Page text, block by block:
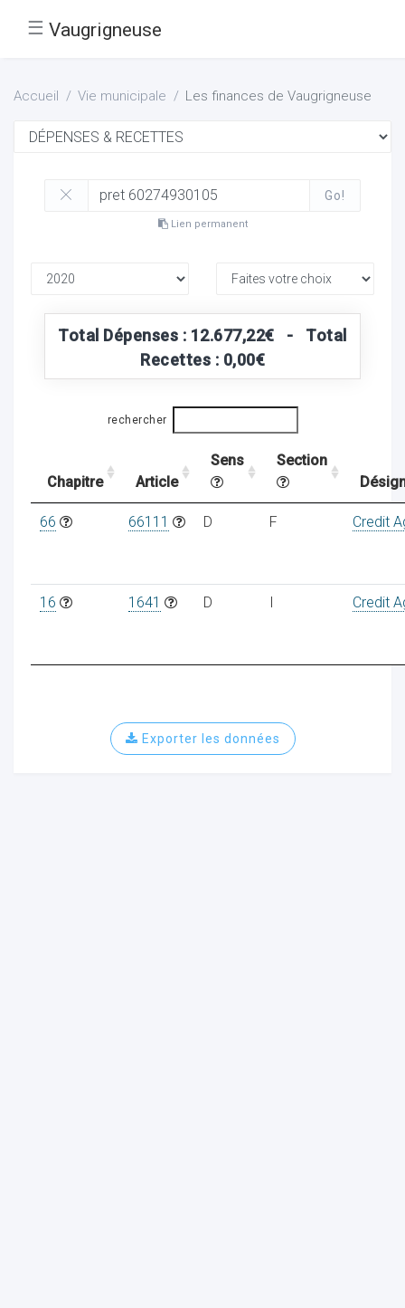
☰ Vaugrigneuse
Accueil Vie municipale Les finances de Vaugrigneuse
Go!
Lien permanent
Total Dépenses : 12.677,22€ - Total
Recettes : 0,00€
rechercher
Chapitre Article
Sens
Section
66 66111 D F Credit
16 1641 D I Credit
Exporter les données